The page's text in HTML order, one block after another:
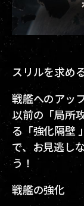
スリルを求め
戦艦へのアッ
以前の「局所
る「強化隔壁
で、お見逃し
う！
戦艦の強化